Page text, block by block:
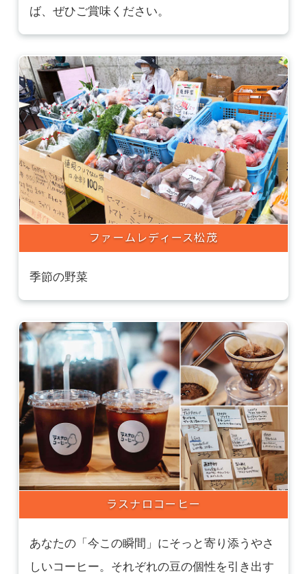
ば、ぜひご賞味ください。
ファームレディース松茂
季節の野菜
ラスナロコーヒー
あなたの「今この瞬間」にそっと寄り添うやさ
しいコーヒー。それぞれの豆の個性を引き出す